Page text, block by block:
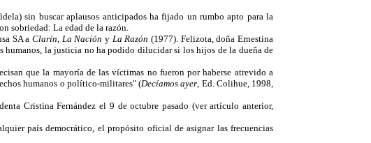
sin buscar aplausos anticipados ha fijado un rumbo apto para la
sobriedad: La edad de la razón.
SA a Clarín, La Nación y La Razón (1977). Felizota, doña Ernestina
humanos, la justicia no ha podido dilucidar si los hijos de la dueña de
que la mayoría de las víctimas no fueron por haberse atrevido a
humanos o político-militares" (Decíamos ayer , Ed. Colihue, 1998,
Cristina Fernández el 9 de octubre pasado (ver artículo anterior,
país democrático, el propósito oficial de asignar las frecuencias